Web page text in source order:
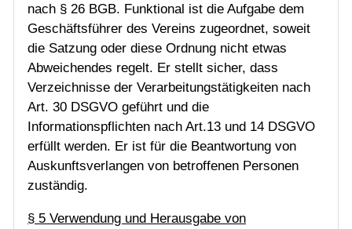
nach § 26 BGB. Funktional ist die Aufgabe dem
Geschäftsführer des Vereins zugeordnet, soweit
die Satzung oder diese Ordnung nicht etwas
Abweichendes regelt. Er stellt sicher, dass
Verzeichnisse der Verarbeitungstätigkeiten nach
Art. 30 DSGVO geführt und die
Informationspflichten nach Art.13 und 14 DSGVO
erfüllt werden. Er ist für die Beantwortung von
Auskunftsverlangen von betroffenen Personen
zuständig.
§ 5 Verwendung und Herausgabe von